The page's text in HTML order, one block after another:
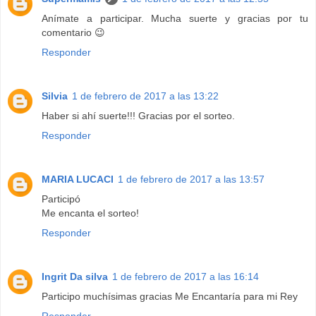
Anímate a participar. Mucha suerte y gracias por tu
comentario 😉
Responder
Silvia 1 de febrero de 2017 a las 13:22
Haber si ahí suerte!!! Gracias por el sorteo.
Responder
MARIA LUCACI 1 de febrero de 2017 a las 13:57
Participó
Me encanta el sorteo!
Responder
Ingrit Da silva 1 de febrero de 2017 a las 16:14
Participo muchísimas gracias Me Encantaría para mi Rey